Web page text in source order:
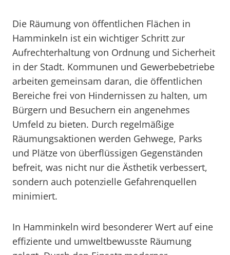
Die Räumung von öffentlichen Flächen in
Hamminkeln ist ein wichtiger Schritt zur
Aufrechterhaltung von Ordnung und Sicherheit
in der Stadt. Kommunen und Gewerbebetriebe
arbeiten gemeinsam daran, die öffentlichen
Bereiche frei von Hindernissen zu halten, um
Bürgern und Besuchern ein angenehmes
Umfeld zu bieten. Durch regelmäßige
Räumungsaktionen werden Gehwege, Parks
und Plätze von überflüssigen Gegenständen
befreit, was nicht nur die Ästhetik verbessert,
sondern auch potenzielle Gefahrenquellen
minimiert.
In Hamminkeln wird besonderer Wert auf eine
effiziente und umweltbewusste Räumung